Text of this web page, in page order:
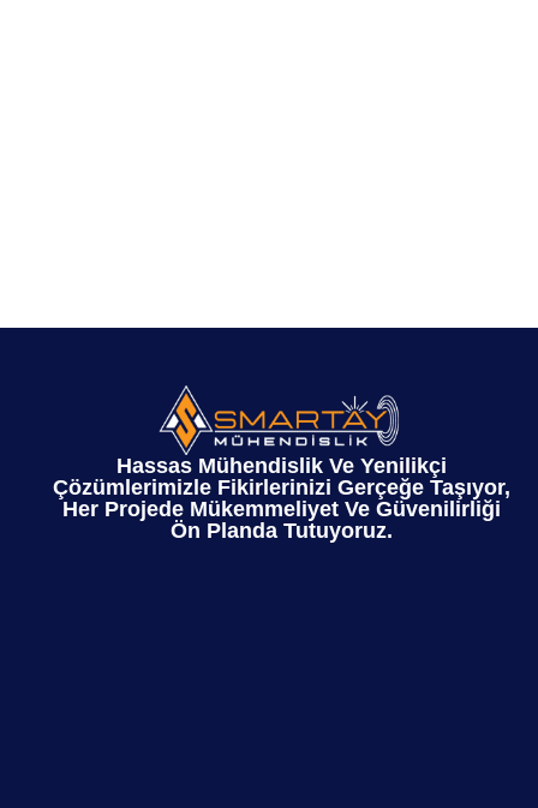
Hassas Mühendislik Ve Yenilikçi
Çözümlerimizle Fikirlerinizi Gerçeğe Taşıyor,
Her Projede Mükemmeliyet Ve Güvenilirliği
Ön Planda Tutuyoruz.